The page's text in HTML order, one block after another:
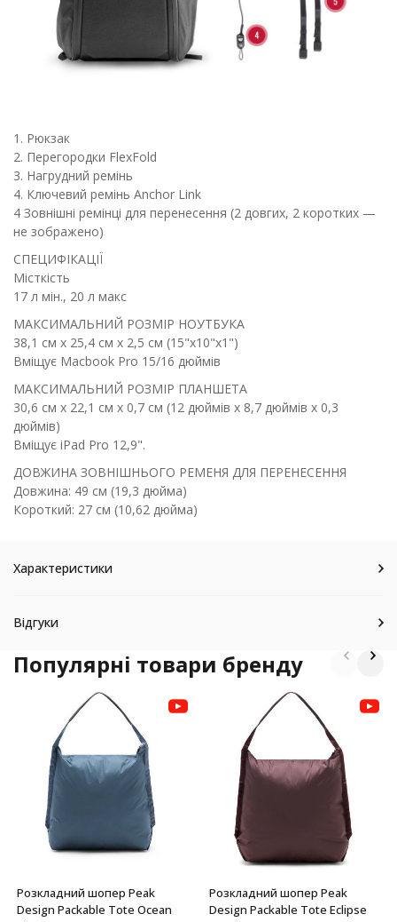
1. Рюкзак
2. Перегородки FlexFold
3. Нагрудний ремінь
4. Ключевий ремінь Anchor Link
4 Зовнішні ремінці для перенесення (2 довгих, 2 коротких —
не зображено)
СПЕЦИФІКАЦІЇ
Місткість
17 л мін., 20 л макс
МАКСИМАЛЬНИЙ РОЗМІР НОУТБУКА
38,1 см x 25,4 см x 2,5 см (15"x10"x1")
Вміщує Macbook Pro 15/16 дюймів
МАКСИМАЛЬНИЙ РОЗМІР ПЛАНШЕТА
30,6 см x 22,1 см x 0,7 см (12 дюймів x 8,7 дюймів x 0,3
дюймів)
Вміщує iPad Pro 12,9".
ДОВЖИНА ЗОВНІШНЬОГО РЕМЕНЯ ДЛЯ ПЕРЕНЕСЕННЯ
Довжина: 49 см (19,3 дюйма)
Короткий: 27 см (10,62 дюйма)
Характеристики
Відгуки
Популярні товари бренду
Розкладний шопер Peak
Design Packable Tote Ocean
Розкладний шопер Peak
Design Packable Tote Eclipse